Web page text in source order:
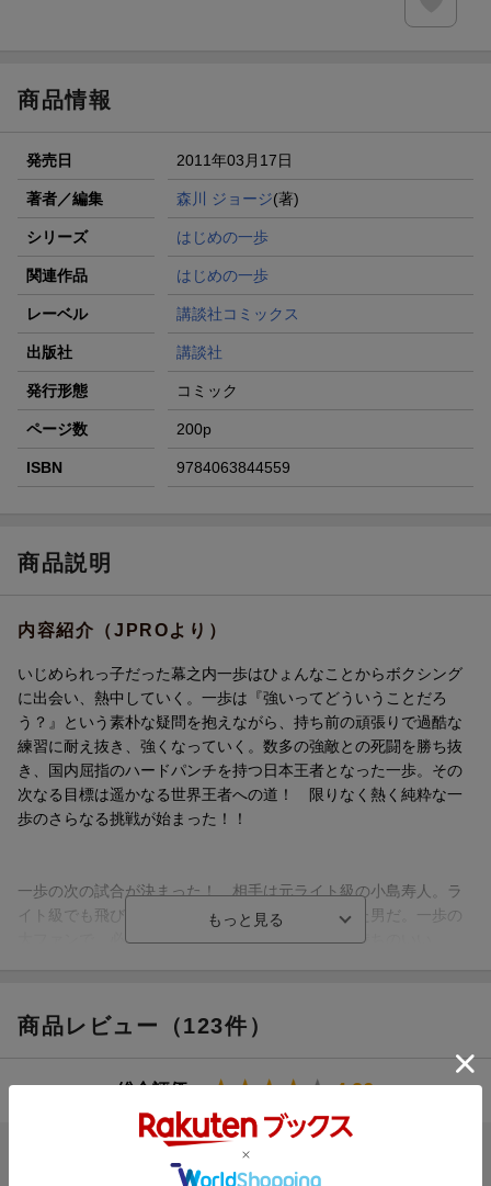
エントリー＆条件達成で『鬼滅の刃』オリジナルきんちゃく
商品情報
発売日 2011年03月17日
著者／編集 森川 ジョージ(著)
シリーズ はじめの一歩
関連作品 はじめの一歩
レーベル 講談社コミックス
出版社 講談社
発行形態 コミック
ページ数 200p
ISBN 9784063844559
商品説明
内容紹介（JPROより）
いじめられっ子だった幕之内一歩はひょんなことからボクシング
に出会い、熱中していく。一歩は『強いってどういうことだろ
う？』という素朴な疑問を抱えながら、持ち前の頑張りで過酷な
練習に耐え抜き、強くなっていく。数多の強敵との死闘を勝ち抜
き、国内屈指のハードパンチを持つ日本王者となった一歩。その
次なる目標は遥かなる世界王者への道！ 限りなく熱く純粋な一
歩のさらなる挑戦が始まった！！
一歩の次の試合が決まった！ 相手は元ライト級の小島寿人。ラ
イト級でも飛び抜けたハードパンチャーで知られた男だ。一歩の
大ファンで、必死に後輩ボクサーの応援をする気持ちのいい
弱点とは！？
商品レビュー（123件）
総合評価： 4.26
ブックスのレビュー（120件）